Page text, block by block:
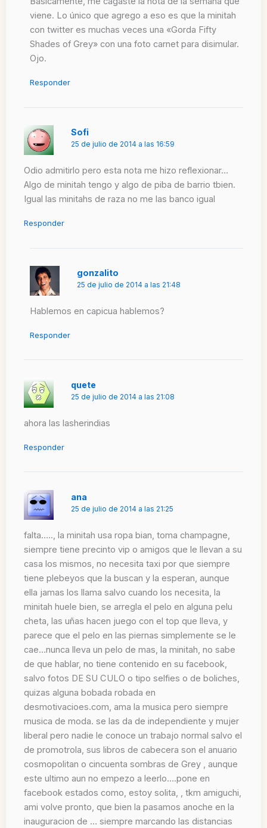
viene. Lo único que agrego a eso es que la minitah
con twitter es muchas veces una «Gorda Fifty
Shades of Grey» con una foto carnet para disimular.
Ojo.
Responder
Sofi
25 de julio de 2014 a las 16:59
Odio admitirlo pero esta nota me hizo reflexionar…
Algo de minitah tengo y algo de piba de barrio tbien.
Igual las minitahs de raza no me las banco igual
Responder
gonzalito
25 de julio de 2014 a las 21:48
Hablemos en capicua hablemos?
Responder
quete
25 de julio de 2014 a las 21:08
ahora las lasherindias
Responder
ana
25 de julio de 2014 a las 21:25
falta….., la minitah usa ropa bian, toma champagne,
siempre tiene precinto vip o amigos que le llevan a su
casa los mismos, no necesita taxi por que siempre
tiene plebeyos que la buscan y la esperan, aunque
ella jamas los llama salvo cuando los necesita, la
minitah huele bien, se arregla el pelo en alguna pelu
cheta, las uñas hacen juego con el top que lleva, y
parece que el pelo en las piernas simplemente se le
cae…nunca lleva un pelo de mas, la minitah, no sabe
de que hablar, no tiene contenido en su facebook,
salvo fotos DE SU CULO o tipo selfies o de boliches,
quizas alguna bobada robada en
desmotivacioes.com, ama la musica pero siempre
musica de moda. se las da de independiente y mujer
liberal pero nadie le conoce un trabajo normal salvo el
de promotrola, sus libros de cabecera son el anuario
cosmopolitan o cincuenta sombras de Grey , aunque
este ultimo aun no empezo a leerlo….pone en
facebook estados como, estoy solita, , tkm amiguchi,
ami volve pronto, que bien la pasamos anoche en la
inauguracion de … siempre marcando las distancias